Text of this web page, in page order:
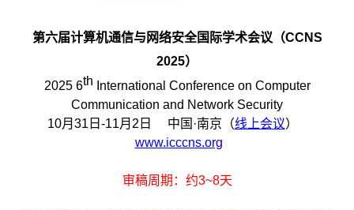
第六届计算机通信与网络安全国际学术会议（CCNS
2025）
2025 6th International Conference on Computer
Communication and Network Security
10月31日-11月2日 中国·南京（线上会议）
www.icccns.org
审稿周期：约3~8天